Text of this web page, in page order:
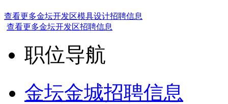
查看更多金坛开发区模具设计招聘信息
查看更多金坛开发区招聘信息
职位导航
金坛金城招聘信息